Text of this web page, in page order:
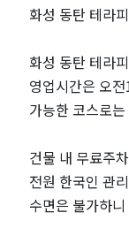
마
사
지
"명
성
화성 동탄 테라
화성 동탄 테라
영업시간은 오
가능한 코스로
건물 내 무료주
전원 한국인 관
수면은 불가하